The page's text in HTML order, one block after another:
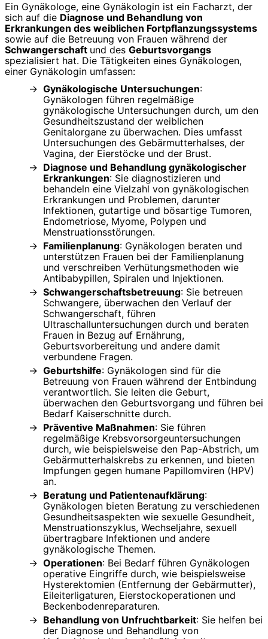
Ein Gynäkologe, eine Gynäkologin ist ein Facharzt, der
sich auf die Diagnose und Behandlung von
Erkrankungen des weiblichen Fortpflanzungssystems
sowie auf die Betreuung von Frauen während der
Schwangerschaft und des Geburtsvorgangs
spezialisiert hat. Die Tätigkeiten eines Gynäkologen,
einer Gynäkologin umfassen:
Gynäkologische Untersuchungen:
Gynäkologen führen regelmäßige
gynäkologische Untersuchungen durch, um den
Gesundheitszustand der weiblichen
Genitalorgane zu überwachen. Dies umfasst
Untersuchungen des Gebärmutterhalses, der
Vagina, der Eierstöcke und der Brust.
Diagnose und Behandlung gynäkologischer
Erkrankungen: Sie diagnostizieren und
behandeln eine Vielzahl von gynäkologischen
Erkrankungen und Problemen, darunter
Infektionen, gutartige und bösartige Tumoren,
Endometriose, Myome, Polypen und
Menstruationsstörungen.
Familienplanung: Gynäkologen beraten und
unterstützen Frauen bei der Familienplanung
und verschreiben Verhütungsmethoden wie
Antibabypillen, Spiralen und Injektionen.
Schwangerschaftsbetreuung: Sie betreuen
Schwangere, überwachen den Verlauf der
Schwangerschaft, führen
Ultraschalluntersuchungen durch und beraten
Frauen in Bezug auf Ernährung,
Geburtsvorbereitung und andere damit
verbundene Fragen.
Geburtshilfe: Gynäkologen sind für die
Betreuung von Frauen während der Entbindung
verantwortlich. Sie leiten die Geburt,
überwachen den Geburtsvorgang und führen bei
Bedarf Kaiserschnitte durch.
Präventive Maßnahmen: Sie führen
regelmäßige Krebsvorsorgeuntersuchungen
durch, wie beispielsweise den Pap-Abstrich, um
Gebärmutterhalskrebs zu erkennen, und bieten
Impfungen gegen humane Papillomviren (HPV)
an.
Beratung und Patientenaufklärung:
Gynäkologen bieten Beratung zu verschiedenen
Gesundheitsaspekten wie sexuelle Gesundheit,
Menstruationszyklus, Wechseljahre, sexuell
übertragbare Infektionen und andere
gynäkologische Themen.
Operationen: Bei Bedarf führen Gynäkologen
operative Eingriffe durch, wie beispielsweise
Hysterektomien (Entfernung der Gebärmutter),
Eileiterligaturen, Eierstockoperationen und
Beckenbodenreparaturen.
Behandlung von Unfruchtbarkeit: Sie helfen bei
der Diagnose und Behandlung von